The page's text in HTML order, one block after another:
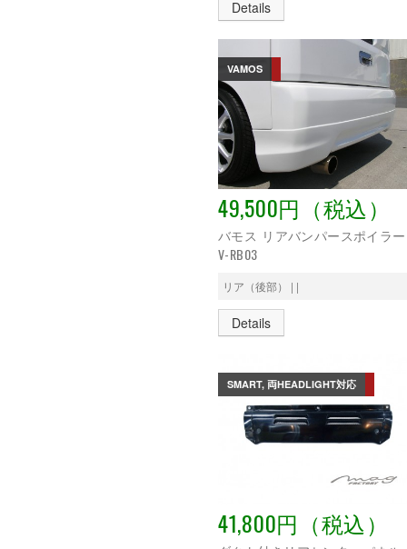
Details
VAMOS
49,500円（税込）
バモス リアバンパースポイラー
V-RB03
リア（後部） | |
Details
SMART, 両HEADLIGHT対応
41,800円（税込）